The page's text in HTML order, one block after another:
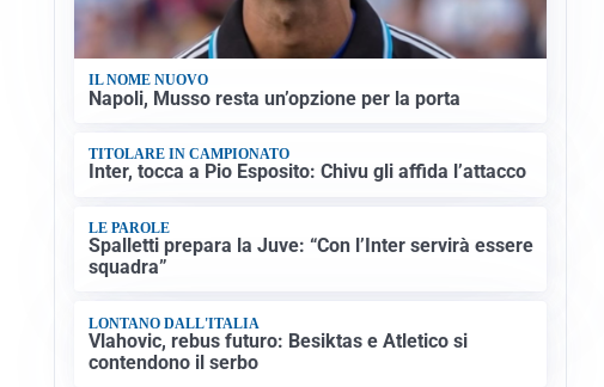
IL NOME NUOVO
Napoli, Musso resta un’opzione per la porta
TITOLARE IN CAMPIONATO
Inter, tocca a Pio Esposito: Chivu gli affida l’attacco
LE PAROLE
Spalletti prepara la Juve: “Con l’Inter servirà essere
squadra”
LONTANO DALL'ITALIA
Vlahovic, rebus futuro: Besiktas e Atletico si
contendono il serbo